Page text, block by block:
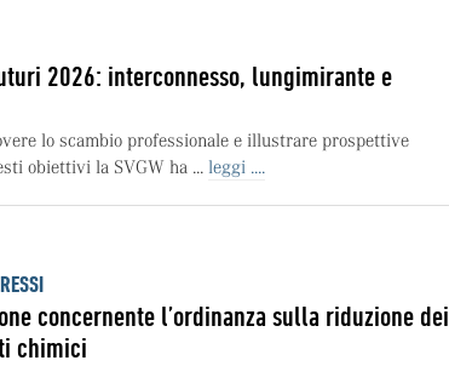
2026: interconnesso, lungimirante e
lo scambio professionale e illustrare prospettive
obiettivi la SVGW ha ... leggi ....
concernente l’ordinanza sulla riduzione dei
chimici